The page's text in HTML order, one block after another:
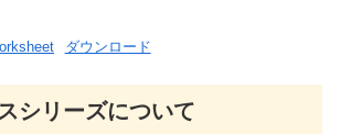
ダウンロード
シリーズについて